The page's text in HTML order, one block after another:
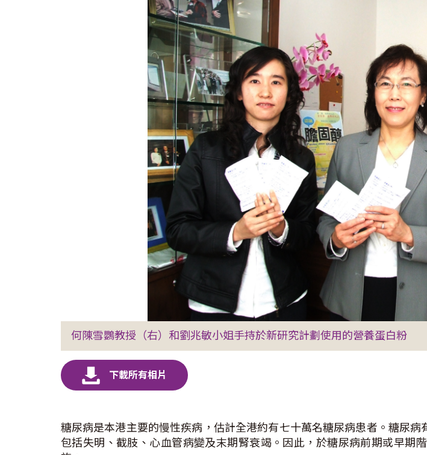
何陳雪鸚教授（右）和劉兆敏小姐手持於新研究計劃使用的營養蛋白粉
糖尿病是本港主要的慢性疾病，估計全港約有七十萬名糖尿病患者。糖尿
包括失明、截肢、心血管病變及末期腎衰竭。因此，於糖尿病前期或早期